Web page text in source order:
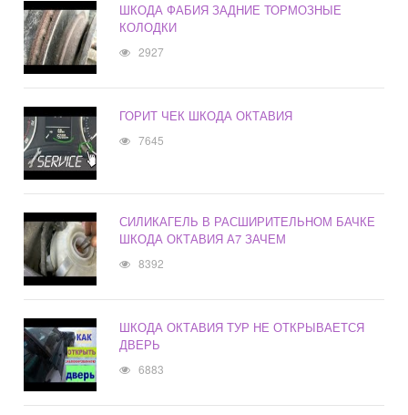
ШКОДА ФАБИЯ ЗАДНИЕ ТОРМОЗНЫЕ
КОЛОДКИ
2927
ГОРИТ ЧЕК ШКОДА ОКТАВИЯ
7645
СИЛИКАГЕЛЬ В РАСШИРИТЕЛЬНОМ БАЧКЕ
ШКОДА ОКТАВИЯ А7 ЗАЧЕМ
8392
ШКОДА ОКТАВИЯ ТУР НЕ ОТКРЫВАЕТСЯ
ДВЕРЬ
6883